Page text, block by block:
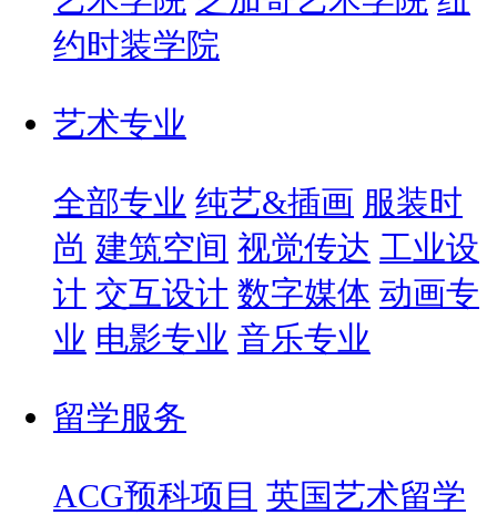
约时装学院
艺术专业
全部专业 纯艺&插画 服装时
尚 建筑空间 视觉传达 工业设
计 交互设计 数字媒体 动画专
业 电影专业 音乐专业
留学服务
ACG预科项目 英国艺术留学